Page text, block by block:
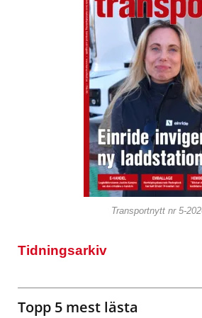
Transportnytt nr 5-
Tidningsarkiv
Topp 5 mest lästa